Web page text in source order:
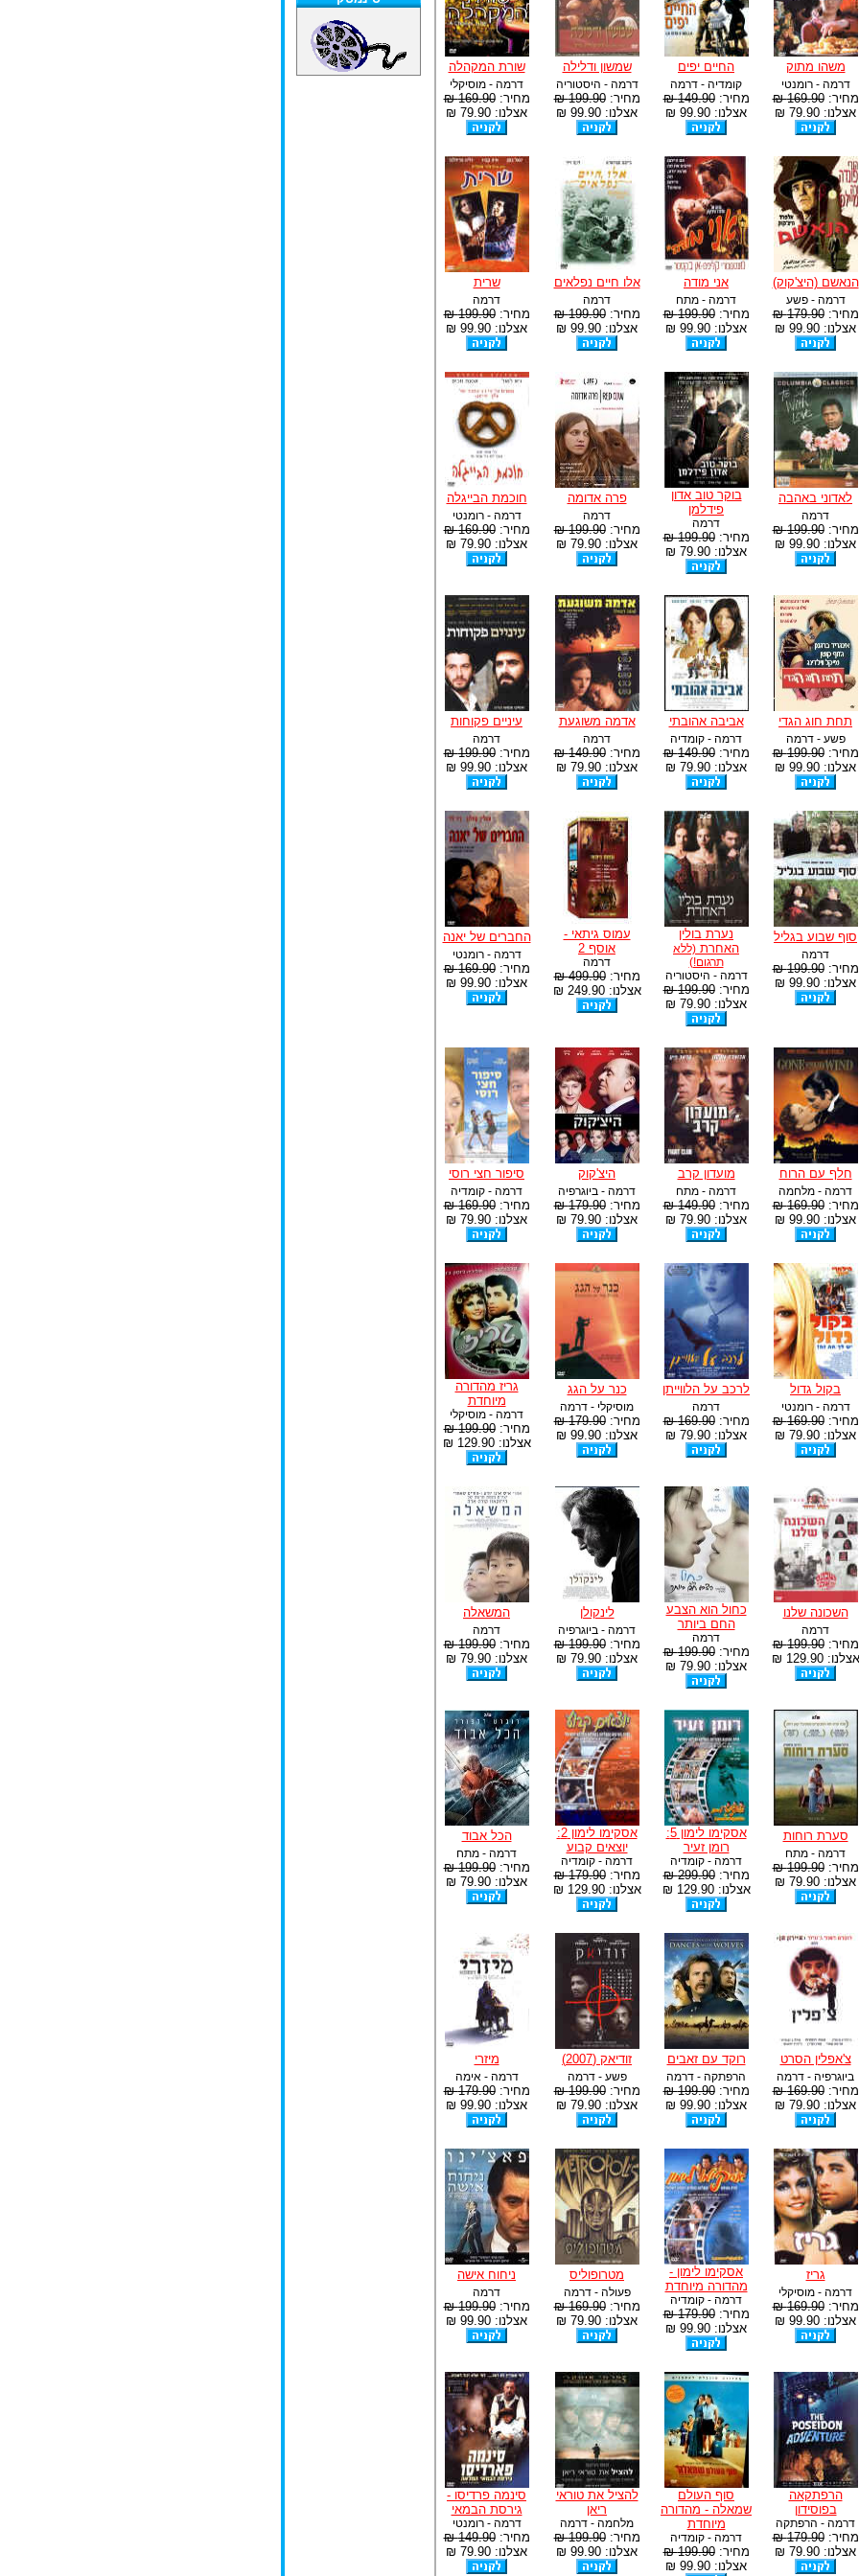
משהו מתוק
דרמה - רומנטי
מחיר:169.90 ₪
אצלנו: 79.90 ₪
החיים יפים
קומדיה - דרמה
מחיר:149.90 ₪
אצלנו: 99.90 ₪
שמשון ודלילה
דרמה - היסטוריה
מחיר:199.90 ₪
אצלנו: 99.90 ₪
שורת המקהלה
דרמה - מוסיקלי
מחיר:169.90 ₪
אצלנו: 79.90 ₪
הנאשם (היצ'קוק)
דרמה - פשע
מחיר:179.90 ₪
אצלנו: 99.90 ₪
אני מודה
דרמה - מתח
מחיר:199.90 ₪
אצלנו: 99.90 ₪
אלו חיים נפלאים
דרמה
מחיר:199.90 ₪
אצלנו: 99.90 ₪
שרית
דרמה
מחיר:199.90 ₪
אצלנו: 99.90 ₪
לאדוני באהבה
דרמה
מחיר:199.90 ₪
אצלנו: 99.90 ₪
בוקר טוב אדון
פידלמן
דרמה
מחיר:199.90 ₪
אצלנו: 79.90 ₪
פרה אדומה
דרמה
מחיר:199.90 ₪
אצלנו: 79.90 ₪
חוכמת הבייגלה
דרמה - רומנטי
מחיר:169.90 ₪
אצלנו: 79.90 ₪
תחת חוג הגדי
פשע - דרמה
מחיר:199.90 ₪
אצלנו: 99.90 ₪
אביבה אהובתי
דרמה - קומדיה
מחיר:149.90 ₪
אצלנו: 79.90 ₪
אדמה משוגעת
דרמה
מחיר:149.90 ₪
אצלנו: 79.90 ₪
עיניים פקוחות
דרמה
מחיר:199.90 ₪
אצלנו: 99.90 ₪
סוף שבוע בגליל
דרמה
מחיר:199.90 ₪
אצלנו: 99.90 ₪
נערת בולין
האחרת (ללא
תרגום!)
דרמה - היסטוריה
מחיר:199.90 ₪
אצלנו: 79.90 ₪
עמוס גיתאי -
אוסף 2
דרמה
מחיר:499.90 ₪
אצלנו: 249.90 ₪
החברים של יאנה
דרמה - רומנטי
מחיר:169.90 ₪
אצלנו: 99.90 ₪
חלף עם הרוח
דרמה - מלחמה
מחיר:169.90 ₪
אצלנו: 99.90 ₪
מועדון קרב
דרמה - מתח
מחיר:149.90 ₪
אצלנו: 79.90 ₪
היצ'קוק
דרמה - ביוגרפיה
מחיר:179.90 ₪
אצלנו: 79.90 ₪
סיפור חצי רוסי
דרמה - קומדיה
מחיר:169.90 ₪
אצלנו: 79.90 ₪
בקול גדול
דרמה - רומנטי
מחיר:169.90 ₪
אצלנו: 79.90 ₪
לרכב על הלווייתן
דרמה
מחיר:169.90 ₪
אצלנו: 79.90 ₪
כנר על הגג
מוסיקלי - דרמה
מחיר:179.90 ₪
אצלנו: 99.90 ₪
גריז מהדורה
מיוחדת
דרמה - מוסיקלי
מחיר:199.90 ₪
אצלנו: 129.90 ₪
השכונה שלנו
דרמה
מחיר:199.90 ₪
אצלנו: 129.90 ₪
כחול הוא הצבע
החם ביותר
דרמה
מחיר:199.90 ₪
אצלנו: 79.90 ₪
לינקולן
דרמה - ביוגרפיה
מחיר:199.90 ₪
אצלנו: 79.90 ₪
המשאלה
דרמה
מחיר:199.90 ₪
אצלנו: 79.90 ₪
סערת רוחות
דרמה - מתח
מחיר:199.90 ₪
אצלנו: 79.90 ₪
אסקימו לימון 5:
רומן זעיר
דרמה - קומדיה
מחיר:299.90 ₪
אצלנו: 129.90 ₪
אסקימו לימון 2:
יוצאים קבוע
דרמה - קומדיה
מחיר:179.90 ₪
אצלנו: 129.90 ₪
הכל אבוד
דרמה - מתח
מחיר:199.90 ₪
אצלנו: 79.90 ₪
צ'אפלין הסרט
ביוגרפיה - דרמה
מחיר:169.90 ₪
אצלנו: 79.90 ₪
רוקד עם זאבים
הרפתקה - דרמה
מחיר:199.90 ₪
אצלנו: 99.90 ₪
זודיאק (2007)
פשע - דרמה
מחיר:199.90 ₪
אצלנו: 79.90 ₪
מיזרי
דרמה - אימה
מחיר:179.90 ₪
אצלנו: 99.90 ₪
גריז
דרמה - מוסיקלי
מחיר:169.90 ₪
אצלנו: 99.90 ₪
אסקימו לימון -
מהדורה מיוחדת
דרמה - קומדיה
מחיר:179.90 ₪
אצלנו: 99.90 ₪
מטרופוליס
פעולה - דרמה
מחיר:169.90 ₪
אצלנו: 79.90 ₪
ניחוח אישה
דרמה
מחיר:199.90 ₪
אצלנו: 99.90 ₪
הרפתקאה
בפוסידון
דרמה - הרפתקה
מחיר:179.90 ₪
אצלנו: 79.90 ₪
סוף העולם
שמאלה - מהדורה
מיוחדת
דרמה - קומדיה
מחיר:199.90 ₪
אצלנו: 99.90 ₪
להציל את טוראי
ריאן
מלחמה - דרמה
מחיר:199.90 ₪
אצלנו: 99.90 ₪
סינמה פרדיסו -
גירסת הבמאי
דרמה - רומנטי
מחיר:149.90 ₪
אצלנו: 79.90 ₪